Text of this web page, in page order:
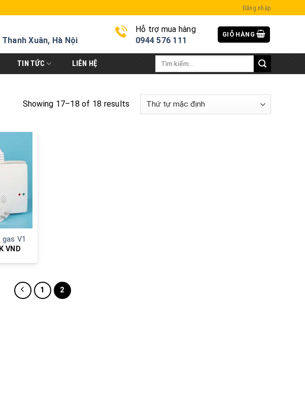
Đăng nhập
Xuân, Hà Nội
Hỗ trợ mua hàng
0944 576 111
GIỎ HÀNG
TIN TỨC LIÊN HỆ
kiếm:
Showing 17–18 of 18 results
V1
VND
1 2